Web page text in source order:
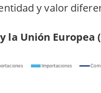
y valor
Unión Europea